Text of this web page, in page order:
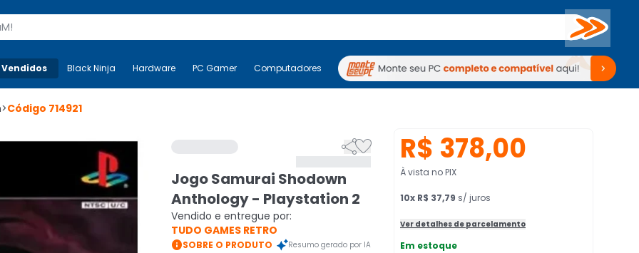
Buscar
Mais-v- Black Ninja Hardware PC Gamer Computadores Periféricos TV Venda no KaBuM!
Black Ninja Hardware PC Gamer Computadores Periféricos TV Venda no KaBuM!
>Código 714921

Jogo Samurai Shodown
Anthology - Playstation 2
Vendido e entregue por:
TUDO GAMES RETRO
SOBRE O PRODUTO Resumo gerado por IA
R$ 378,00
À vista no PIX
10x R$ 37,79 s/ juros
Ver detalhes de parcelamento
Em estoque